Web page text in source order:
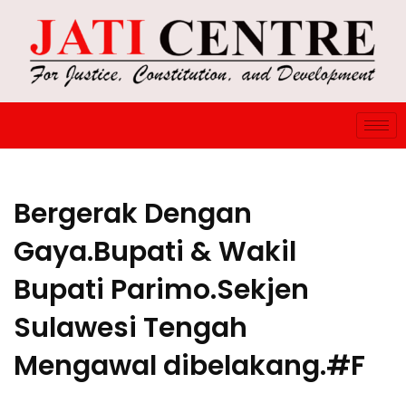
Bergerak Dengan
Gaya.Bupati & Wakil
Bupati Parimo.Sekjen
Sulawesi Tengah
Mengawal dibelakang.#F